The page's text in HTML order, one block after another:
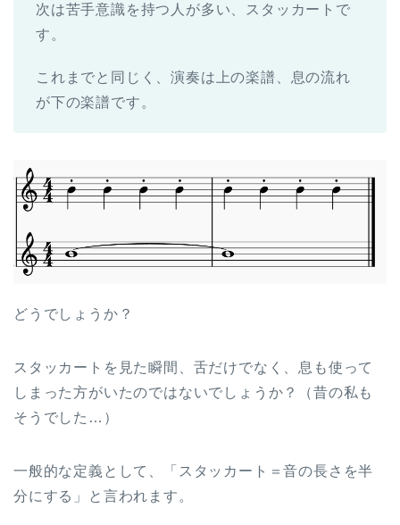
次は苦手意識を持つ人が多い、スタッカートで
す。
これまでと同じく、演奏は上の楽譜、息の流れ
が下の楽譜です。
どうでしょうか？
スタッカートを見た瞬間、舌だけでなく、息も使って
しまった方がいたのではないでしょうか？（昔の私も
そうでした…）
一般的な定義として、「スタッカート＝音の長さを半
分にする」と言われます。